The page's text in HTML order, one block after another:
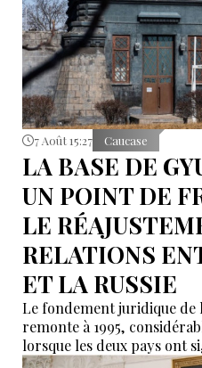
7 Août 15:27 Caucase
LA BASE DE
UN POINT DE
LE
RELATIONS
ET LA RUSSIE
Le fondement juridique de
remonte à 1995,
lorsque les deux pays ont
additionnel prolongeant sa